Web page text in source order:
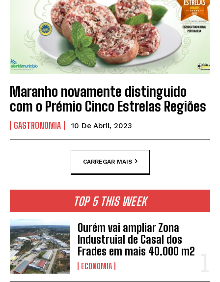
Maranho novamente distinguido
com o Prémio Cinco Estrelas Regiões
GASTRONOMIA 10 De Abril, 2023
CARREGAR MAIS
TOP 5 THIS WEEK
Ourém vai ampliar Zona
Industruial de Casal dos
Frades em mais 40.000 m2
ECONOMIA